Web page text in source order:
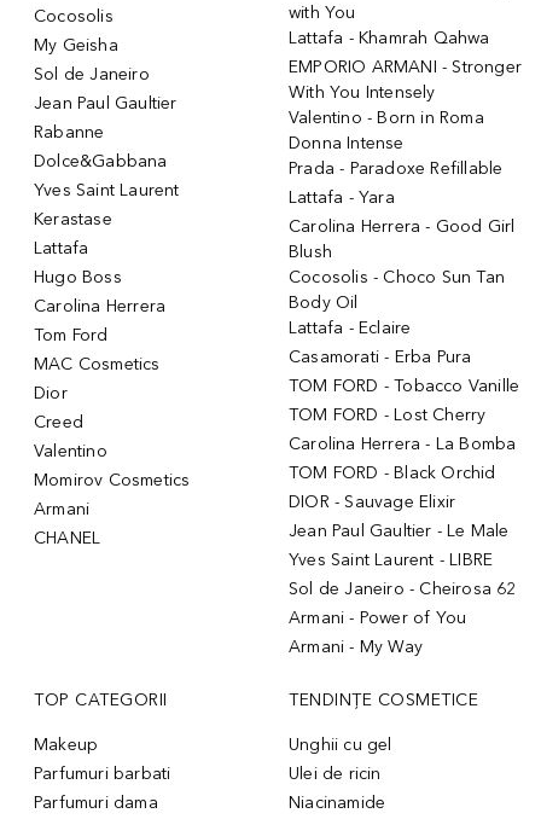
Cocosolis
My Geisha
Sol de Janeiro
Jean Paul Gaultier
Rabanne
Dolce&Gabbana
Yves Saint Laurent
Kerastase
Lattafa
Hugo Boss
Carolina Herrera
Tom Ford
MAC Cosmetics
Dior
Creed
Valentino
Momirov Cosmetics
Armani
CHANEL
with You
Lattafa - Khamrah Qahwa
EMPORIO ARMANI - Stronger
With You Intensely
Valentino - Born in Roma
Donna Intense
Prada - Paradoxe Refillable
Lattafa - Yara
Carolina Herrera - Good Girl
Blush
Cocosolis - Choco Sun Tan
Body Oil
Lattafa - Eclaire
Casamorati - Erba Pura
TOM FORD - Tobacco Vanille
TOM FORD - Lost Cherry
Carolina Herrera - La Bomba
TOM FORD - Black Orchid
DIOR - Sauvage Elixir
Jean Paul Gaultier - Le Male
Yves Saint Laurent - LIBRE
Sol de Janeiro - Cheirosa 62
Armani - Power of You
Armani - My Way
TOP CATEGORII
Makeup
Parfumuri barbati
Parfumuri dama
TENDINȚE COSMETICE
Unghii cu gel
Ulei de ricin
Niacinamide